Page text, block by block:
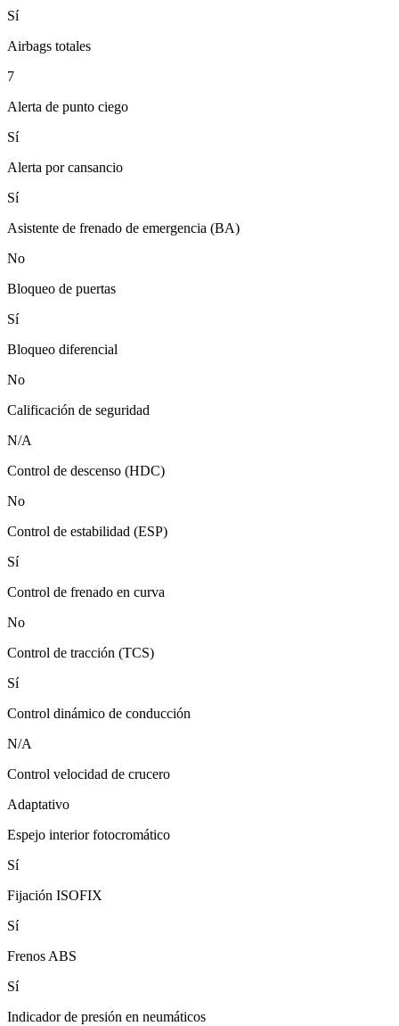
Sí
Airbags totales
7
Alerta de punto ciego
Sí
Alerta por cansancio
Sí
Asistente de frenado de emergencia (BA)
No
Bloqueo de puertas
Sí
Bloqueo diferencial
No
Calificación de seguridad
N/A
Control de descenso (HDC)
No
Control de estabilidad (ESP)
Sí
Control de frenado en curva
No
Control de tracción (TCS)
Sí
Control dinámico de conducción
N/A
Control velocidad de crucero
Adaptativo
Espejo interior fotocromático
Sí
Fijación ISOFIX
Sí
Frenos ABS
Sí
Indicador de presión en neumáticos